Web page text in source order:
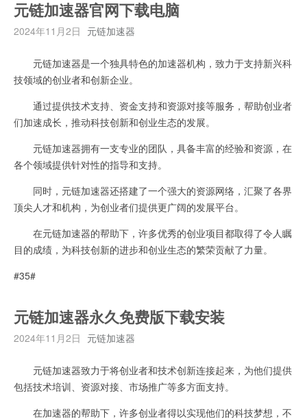
元链加速器官网下载电脑
2024年11月2日 元链加速器
元链加速器是一个独具特色的加速器机构，致力于支持新兴科
技领域的创业者和创新企业。
通过提供技术支持、资金支持和资源对接等服务，帮助创业者
们加速成长，推动科技创新和创业生态的发展。
元链加速器拥有一支专业的团队，具备丰富的经验和资源，在
各个领域提供针对性的指导和支持。
同时，元链加速器还搭建了一个强大的资源网络，汇聚了各界
顶尖人才和机构，为创业者们提供更广阔的发展平台。
在元链加速器的帮助下，许多优秀的创业项目都取得了令人瞩
目的成绩，为科技创新的进步和创业生态的繁荣贡献了力量。
#35#
元链加速器永久免费版下载安装
2024年11月2日 元链加速器
元链加速器致力于将创业者和技术创新连接起来，为他们提供
包括技术培训、资源对接、市场推广等多方面支持。
在加速器的帮助下，许多创业者得以实现他们的科技梦想，不